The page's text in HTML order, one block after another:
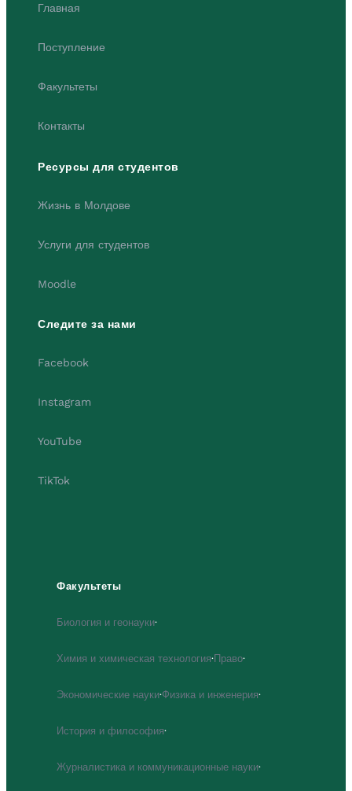
Главная
Поступление
Факультеты
Контакты
Ресурсы для студентов
Жизнь в Молдове
Услуги для студентов
Moodle
Следите за нами
Facebook
Instagram
YouTube
TikTok
Факультеты
Биология и геонауки·
Химия и химическая технология·Право·
Экономические науки·Физика и инженерия·
История и философия·
Журналистика и коммуникационные науки·